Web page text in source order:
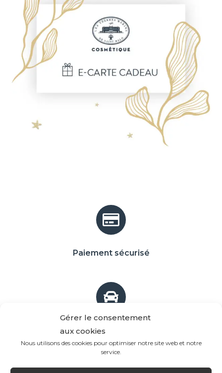
Gérer le consentement
aux cookies
Nous utilisons des cookies pour optimiser notre site web et notre
service.
Paiement sécurisé
Livraison gratuite *
(*France métropolitaine et Belgique)